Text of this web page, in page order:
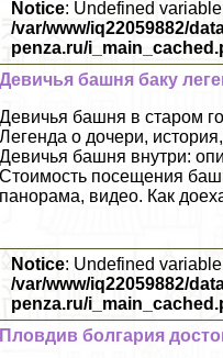
Notice: Undefined
/var/www/iq22059882/
penza.ru/
Девичья башня баку
Девичья башня в старом
Легенда о дочери,
Девичья башня внутри:
Стоимость посещения
панорама, видео. Как
Notice: Undefined
/var/www/iq22059882/
penza.ru/
Пловдив болгария